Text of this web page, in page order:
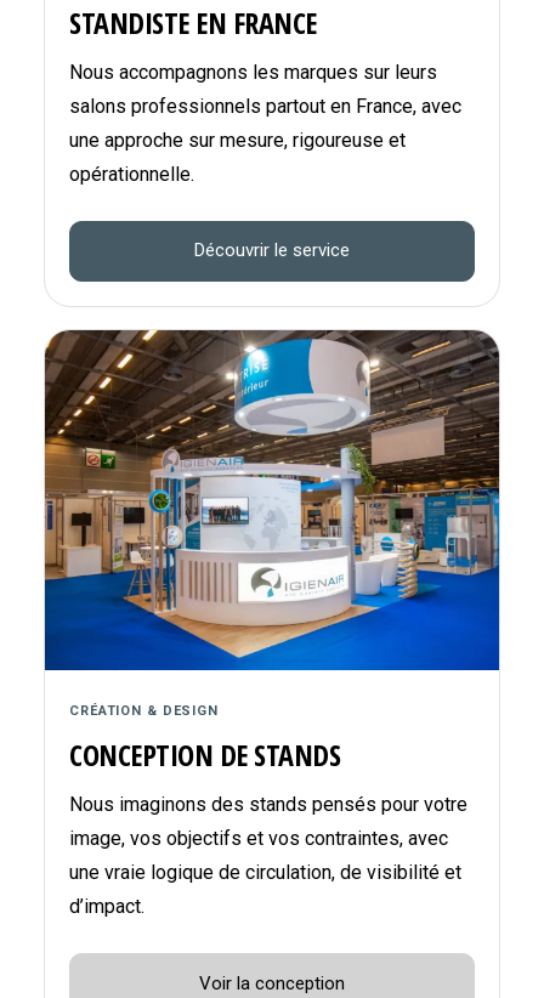
STANDISTE EN FRANCE
Nous accompagnons les marques sur leurs
salons professionnels partout en France, avec
une approche sur mesure, rigoureuse et
opérationnelle.
Découvrir le service
CRÉATION & DESIGN
CONCEPTION DE STANDS
Nous imaginons des stands pensés pour votre
image, vos objectifs et vos contraintes, avec
une vraie logique de circulation, de visibilité et
d’impact.
Voir la conception